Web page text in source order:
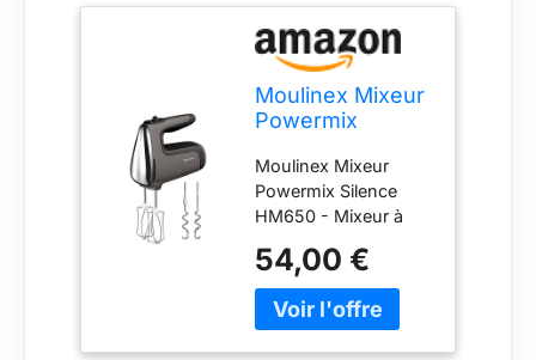
Moulinex Mixeur
Powermix
Mixeur à main
pétrisseur et
fouet 600 W -
Vitesse réglable
avec fonction
turbo -
Élaboration de
pain, pizza ou
Moulinex Mixeur
Powermix Silence
HM650 - Mixeur à
fouet 600 W -
Vitesse réglable avec
fonction turbo -
54,00 €